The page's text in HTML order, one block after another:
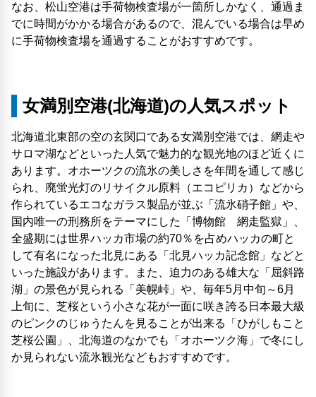
なお、松山空港は手荷物検査場が一箇所しかなく、通過ま
でに時間がかかる場合があるので、混んでいる場合は早め
に手荷物検査場を通過することがおすすめです。
女満別空港(北海道)の人気スポット
北海道北東部の空の玄関口である女満別空港では、網走や
サロマ湖などといった人気で魅力的な観光地のほど近くに
あります。オホーツクの流氷の美しさを年間を通して感じ
られ、廃蛍光灯のリサイクル原料（エコピリカ）などから
作られているエコなガラス製品が並ぶ「流氷硝子館」や、
国内唯一の刑務所をテーマにした「博物館 網走監獄」、
全盛期には世界ハッカ市場の約70％を占めハッカの町と
して有名になった北見にある「北見ハッカ記念館」などと
いった施設があります。また、迫力のある雄大な「屈斜路
湖」の景色が見られる「美幌峠」や、毎年5月中旬～6月
上旬に、芝桜という小さな花が一面に咲き誇る日本最大級
のピンクのじゅうたんを見ることが出来る「ひがしもこと
芝桜公園」、北海道のなかでも「オホーツク海」で冬にし
か見られない流氷観光などもおすすめです。